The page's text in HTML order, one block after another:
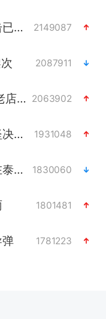
俄称边境州遭乌大规模袭击已致13伤 2149087
2087911
于东来回应胖东来近25年老店年底关闭 2063902
浙江省委书记：该停下的坚决停下来 1931048
中国籍豪华游艇富商之子在泰国被杀 1830060
1801481
1781223